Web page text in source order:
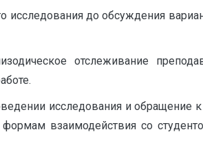
до обсуждения
отслеживание
исследования и обращение
взаимодействия со